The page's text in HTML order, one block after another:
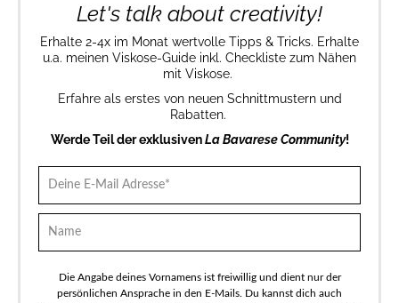
Let's talk about creativity!
Erhalte 2-4x im Monat wertvolle Tipps & Tricks. Erhalte
u.a. meinen Viskose-Guide inkl. Checkliste zum Nähen
mit Viskose.
Erfahre als erstes von neuen Schnittmustern und
Rabatten.
Werde Teil der exklusivenLa Bavarese Community!
Die Angabe deines Vornamens ist freiwillig und dient nur der
persönlichen Ansprache in den E-Mails. Du kannst dich auch